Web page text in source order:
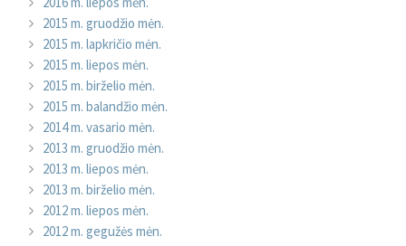
2015 m. gruodžio mėn.
2015 m. lapkričio mėn.
2015 m. liepos mėn.
2015 m. birželio mėn.
2015 m. balandžio mėn.
2014 m. vasario mėn.
2013 m. gruodžio mėn.
2013 m. liepos mėn.
2013 m. birželio mėn.
2012 m. liepos mėn.
2012 m. gegužės mėn.